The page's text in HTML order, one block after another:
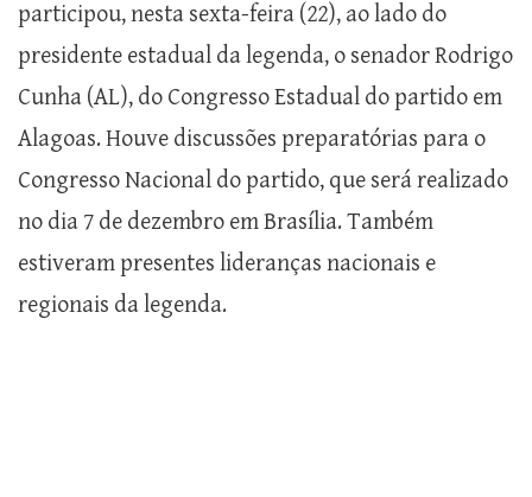
participou, nesta sexta-feira (22), ao lado do
presidente estadual da legenda, o senador Rodrigo
Cunha (AL), do Congresso Estadual do partido em
Alagoas. Houve discussões preparatórias para o
Congresso Nacional do partido, que será realizado
no dia 7 de dezembro em Brasília. Também
estiveram presentes lideranças nacionais e
regionais da legenda.